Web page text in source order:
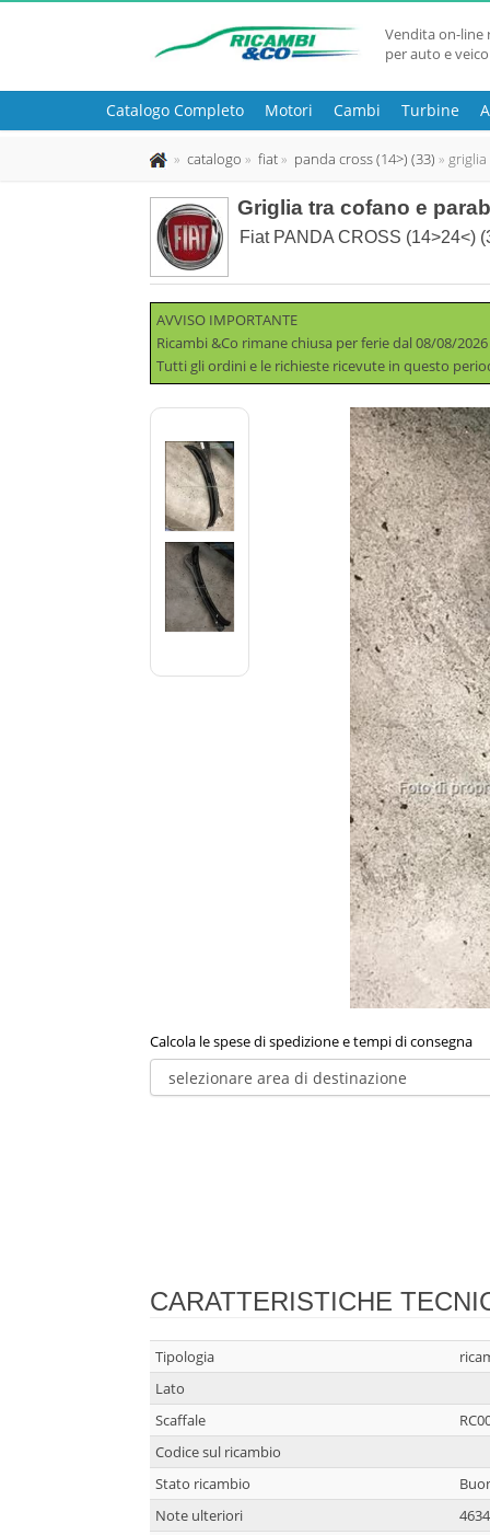
Vendita on-line
per auto e
Catalogo Completo Motori Cambi Turbine
catalogo fiat panda cross (14>) (33)
Griglia tra cofano e
Fiat PANDA CROSS (14>24<)
AVVISO IMPORTANTE
Ricambi &Co rimane chiusa per ferie dal 08/08/
Tutti gli ordini e le richieste ricevute in questo
Calcola le spese di spedizione e tempi di consegna
CARATTERISTICHE
Tipologia
Lato
Scaffale
Codice sul ricambio
Stato ricambio
Note ulteriori